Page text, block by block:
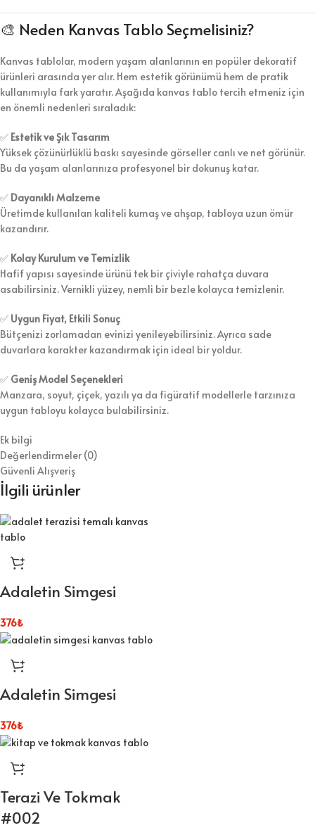
🎨 Neden Kanvas Tablo Seçmelisiniz?
Kanvas tablolar, modern yaşam alanlarının en popüler dekoratif
ürünleri arasında yer alır. Hem estetik görünümü hem de pratik
kullanımıyla fark yaratır. Aşağıda kanvas tablo tercih etmeniz için
en önemli nedenleri sıraladık:
✅ Estetik ve Şık Tasarım
Yüksek çözünürlüklü baskı sayesinde görseller canlı ve net görünür.
Bu da yaşam alanlarınıza profesyonel bir dokunuş katar.
✅ Dayanıklı Malzeme
Üretimde kullanılan kaliteli kumaş ve ahşap, tabloya uzun ömür
kazandırır.
✅ Kolay Kurulum ve Temizlik
Hafif yapısı sayesinde ürünü tek bir çiviyle rahatça duvara
asabilirsiniz. Vernikli yüzey, nemli bir bezle kolayca temizlenir.
✅ Uygun Fiyat, Etkili Sonuç
Bütçenizi zorlamadan evinizi yenileyebilirsiniz. Ayrıca sade
duvarlara karakter kazandırmak için ideal bir yoldur.
✅ Geniş Model Seçenekleri
Manzara, soyut, çiçek, yazılı ya da figüratif modellerle tarzınıza
uygun tabloyu kolayca bulabilirsiniz.
Ek bilgi
Değerlendirmeler (0)
Güvenli Alışveriş
İlgili ürünler
Adaletin Simgesi
376₺
Adaletin Simgesi
376₺
Terazi Ve Tokmak
#002